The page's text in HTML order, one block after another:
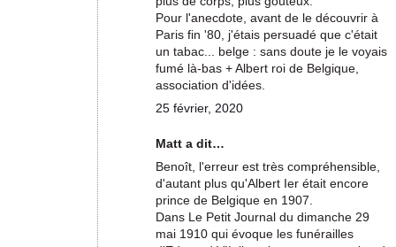
Pour l'anecdote, avant de le découvrir à
Paris fin '80, j'étais persuadé que c'était
un tabac... belge : sans doute je le voyais
fumé là-bas + Albert roi de Belgique,
association d'idées.
25 février, 2020
Matt a dit…
Benoît, l'erreur est très compréhensible,
d'autant plus qu'Albert Ier était encore
prince de Belgique en 1907.
Dans Le Petit Journal du dimanche 29
mai 1910 qui évoque les funérailles